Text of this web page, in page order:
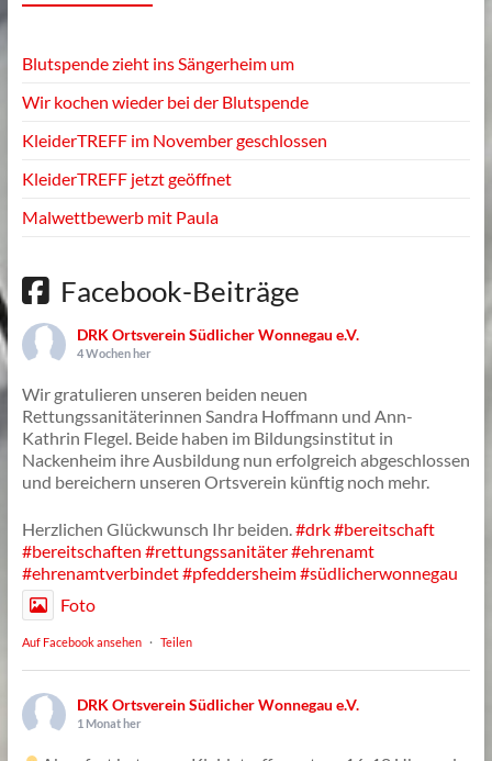
Blutspende zieht ins Sängerheim um
Wir kochen wieder bei der Blutspende
KleiderTREFF im November geschlossen
KleiderTREFF jetzt geöffnet
Malwettbewerb mit Paula
Facebook-Beiträge
DRK Ortsverein Südlicher Wonnegau e.V.
4 Wochen her
Wir gratulieren unseren beiden neuen
Rettungssanitäterinnen Sandra Hoffmann und Ann-
Kathrin Flegel. Beide haben im Bildungsinstitut in
Nackenheim ihre Ausbildung nun erfolgreich abgeschlossen
und bereichern unseren Ortsverein künftig noch mehr.
Herzlichen Glückwunsch Ihr beiden.#drk#bereitschaft
#bereitschaften #rettungssanitäter#ehrenamt
#ehrenamtverbindet#pfeddersheim#südlicherwonnegau
Foto
Auf Facebook ansehen · Teilen
DRK Ortsverein Südlicher Wonnegau e.V.
1 Monat her